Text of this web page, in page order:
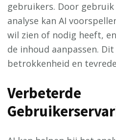
gebruikers. Door
analyse kan AI
wil zien of nodig heeft,
de inhoud aanpassen.
betrokkenheid en
Verbeterde